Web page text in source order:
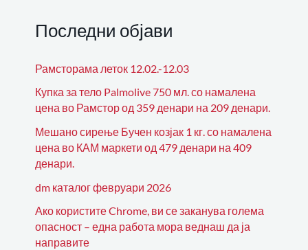
Последни објави
Рамсторама леток 12.02.-12.03
Купка за тело Palmolive 750 мл. со намалена
цена во Рамстор од 359 денари на 209 денари.
Мешано сирење Бучен козјак 1 кг. со намалена
цена во КАМ маркети од 479 денари на 409
денари.
dm каталог февруари 2026
Ако користите Chrome, ви се заканува голема
опасност – една работа мора веднаш да ја
направите